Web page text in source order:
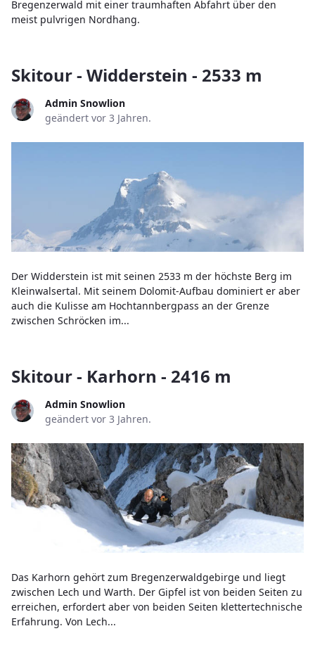
Bregenzerwald mit einer traumhaften Abfahrt über den
meist pulvrigen Nordhang.
Skitour - Widderstein - 2533 m
Admin Snowlion
geändert vor 3 Jahren.
Der Widderstein ist mit seinen 2533 m der höchste Berg im
Kleinwalsertal. Mit seinem Dolomit-Aufbau dominiert er aber
auch die Kulisse am Hochtannbergpass an der Grenze
zwischen Schröcken im...
Skitour - Karhorn - 2416 m
Admin Snowlion
geändert vor 3 Jahren.
Das Karhorn gehört zum Bregenzerwaldgebirge und liegt
zwischen Lech und Warth. Der Gipfel ist von beiden Seiten zu
erreichen, erfordert aber von beiden Seiten klettertechnische
Erfahrung. Von Lech...